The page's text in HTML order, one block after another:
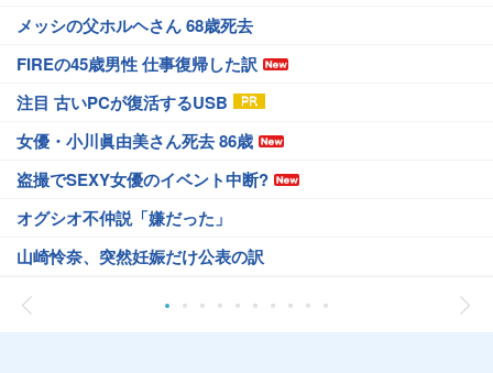
メッシの父ホルヘさん 68歳死去
FIREの45歳男性 仕事復帰した訳
注目 古いPCが復活するUSB
女優・小川眞由美さん死去 86歳
盗撮でSEXY女優のイベント中断?
オグシオ不仲説「嫌だった」
山崎怜奈、突然妊娠だけ公表の訳